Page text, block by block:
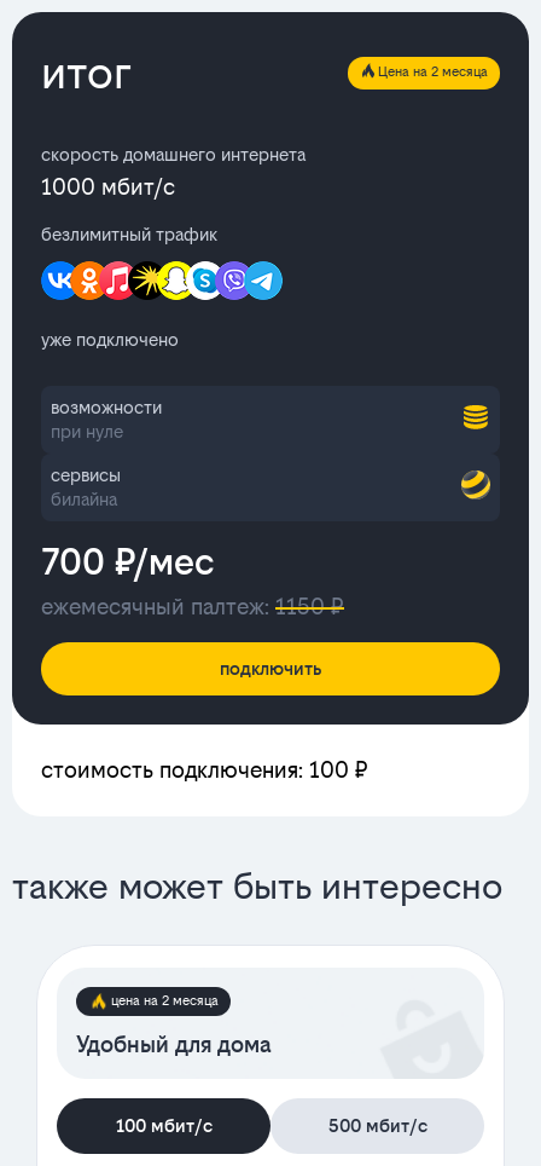
итог Цена на 2 месяца
скорость домашнего интернета
1000 мбит/с
безлимитный трафик
уже подключено
возможности
при нуле
сервисы
билайна
700 ₽/мес
ежемесячный палтеж: 1150 ₽
подключить
стоимость подключения: 100 ₽
также может быть интересно
цена на 2 месяца
Удобный для дома
100 мбит/с 500 мбит/с